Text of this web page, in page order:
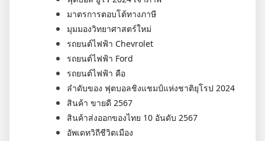
มาตรการตอบโต้ทางภาษี
มุมมองวิทยาศาสตร์ใหม่
รถยนต์ไฟฟ้า Chevrolet
รถยนต์ไฟฟ้า Ford
รถยนต์ไฟฟ้า คือ
ลำดับของ ฟุตบอลชิงแชมป์แห่งชาติยุโรป 2024
สินค้า ขายดี 2567
สินค้าส่งออกของไทย 10 อันดับ 2567
อัพเดทวิถีชีวิตเมือง